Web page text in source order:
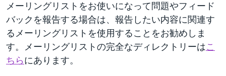
メーリングリストをお使いになって問題やフィード
バックを報告する場合は、報告したい内容に関連す
るメーリングリストを使用することをお勧めしま
す。メーリングリストの完全なディレクトリーはこ
ちらにあります。